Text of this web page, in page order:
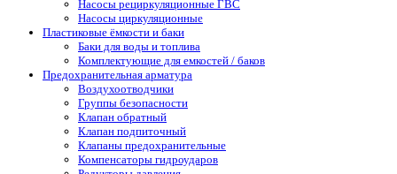
Насосы рециркуляционные ГВС
Насосы циркуляционные
Пластиковые ёмкости и баки
Баки для воды и топлива
Комплектующие для емкостей / баков
Предохранительная арматура
Воздухоотводчики
Группы безопасности
Клапан обратный
Клапан подпиточный
Клапаны предохранительные
Компенсаторы гидроударов